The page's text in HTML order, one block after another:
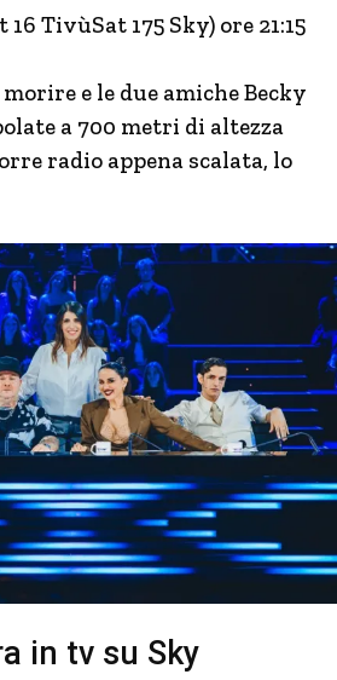
16 TivùSat 175 Sky) ore 21:15
e le due amiche Becky
a 700 metri di altezza
radio appena scalata, lo
in tv su Sky